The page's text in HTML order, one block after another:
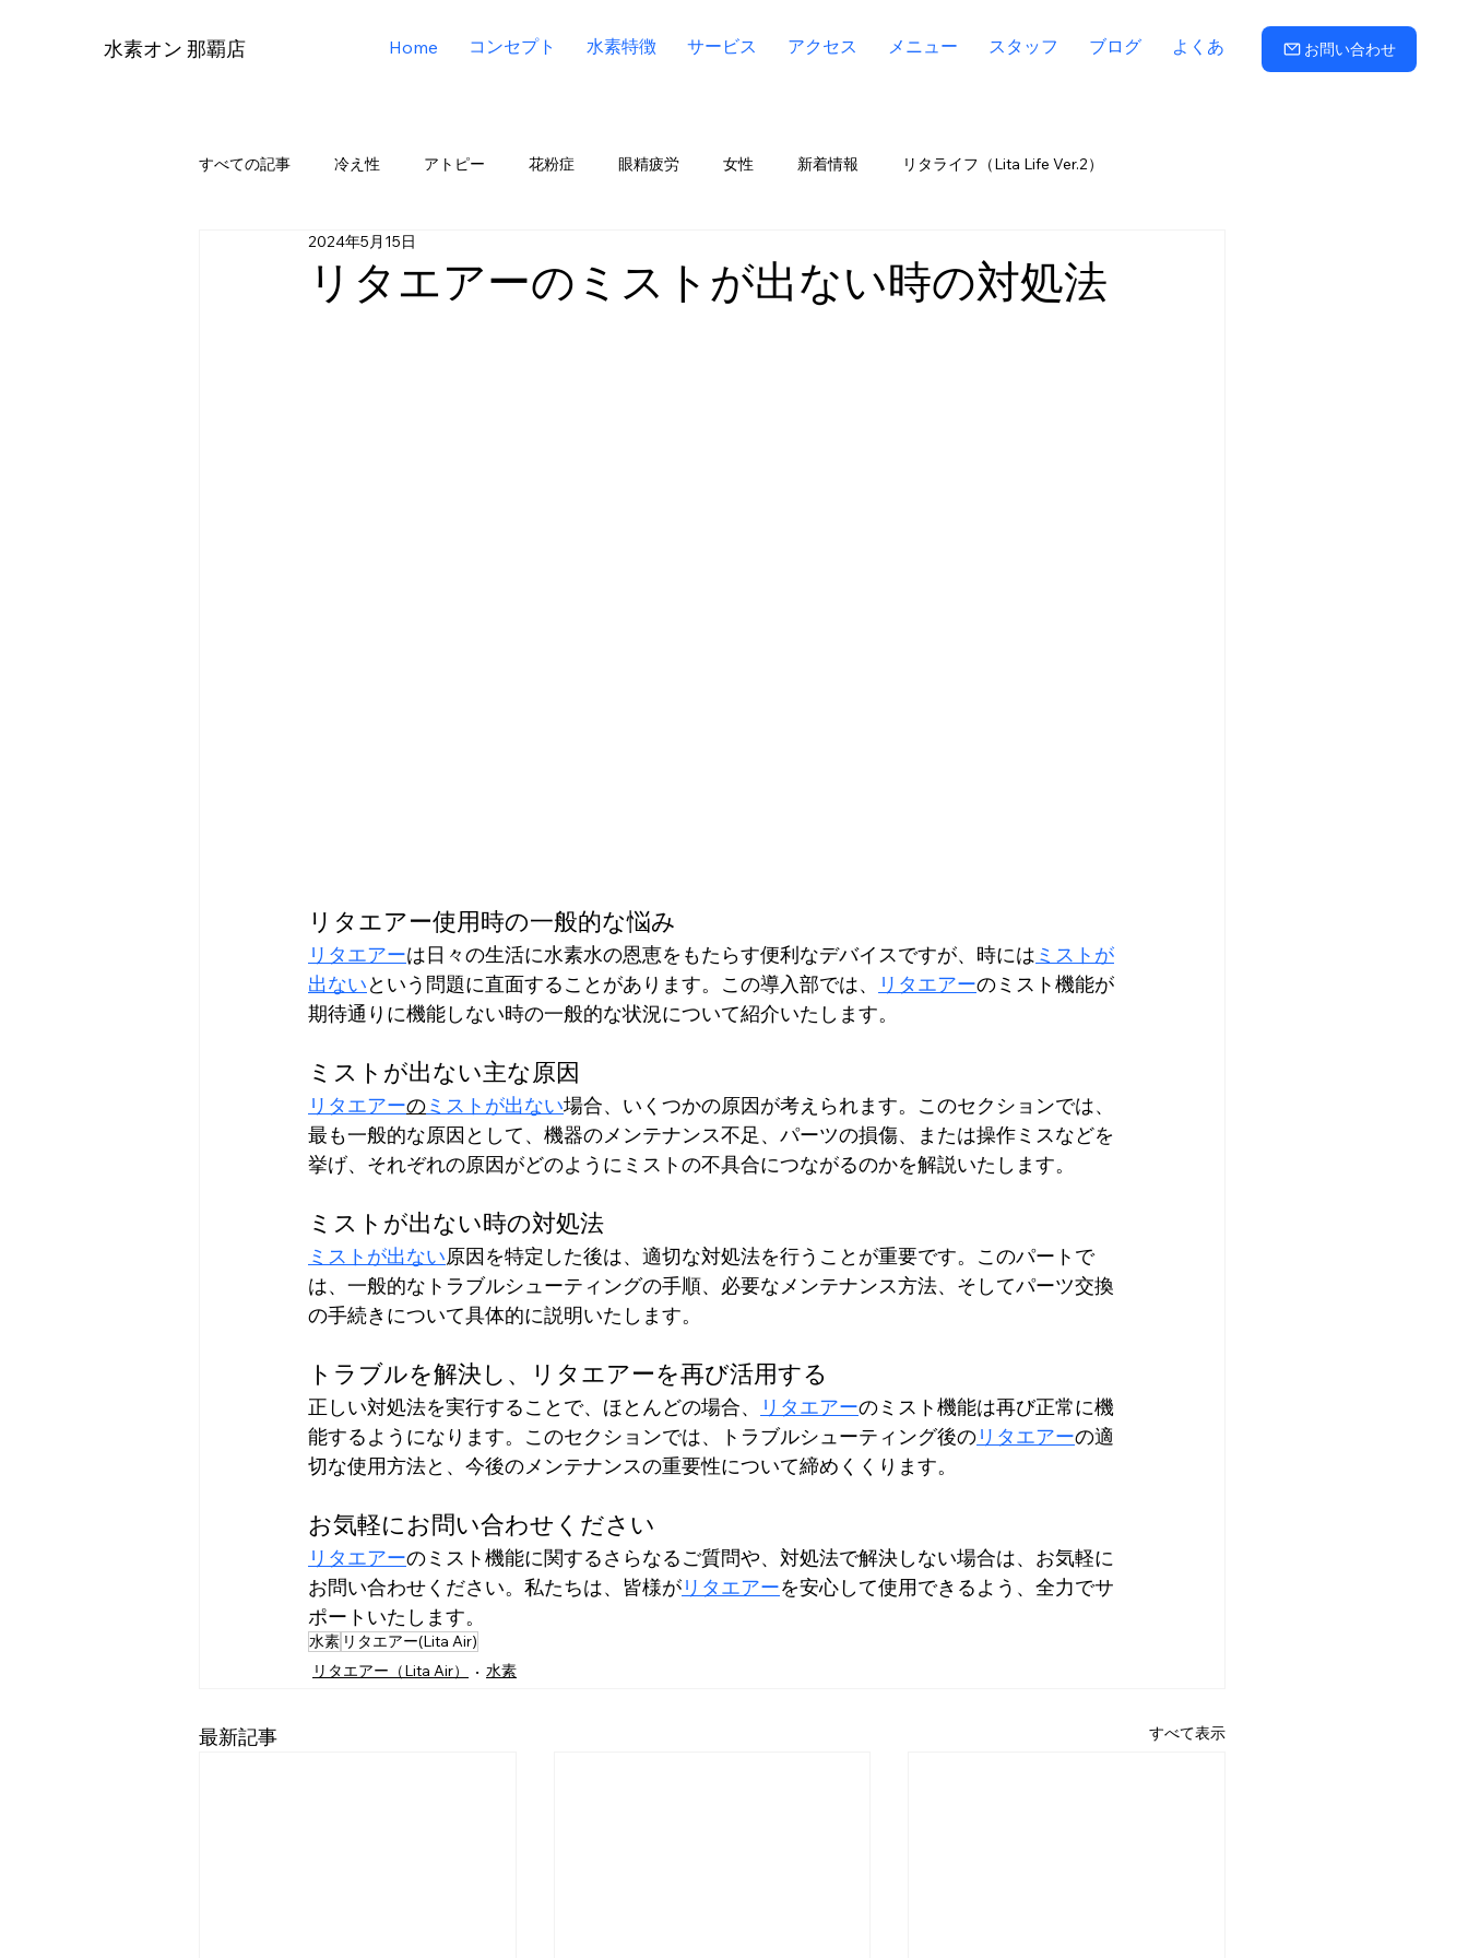
水素オン 那覇店 Home コンセプト 水素特徴 サービス アクセス メニュー スタッフ ブログ よくある質問 お問い合わせ
すべての記事 冷え性 アトピー 花粉症 眼精疲労 女性 新着情報 リタライフ（Lita Life Ver.2）
リタエアー（Lita Air）
リタエアーのミストが出ない時の対処法
2024年5月15日
リタエアー使用時の一般的な悩み
リタエアーは日々の生活に水素水の恩恵をもたらす便利なデバイスですが、時には ミストが
出ないという問題に直面することがあります。この導入部では、 リタエアーのミスト機能が
期待通りに機能しない時の一般的な状況について紹介いたします。
ミストが出ない主な原因
リタエアーのミストが出ない場合、いくつかの原因が考えられます。このセクションでは、
最も一般的な原因として、機器のメンテナンス不足、パーツの損傷、または操作ミスなどを
挙げ、それぞれの原因がどのようにミストの不具合につながるのかを解説いたします。
ミストが出ない時の対処法
ミストが出ない原因を特定した後は、適切な対処法を行うことが重要です。このパートで
は、一般的なトラブルシューティングの手順、必要なメンテナンス方法、そしてパーツ交換
の手続きについて具体的に説明いたします。
トラブルを解決し、リタエアーを再び活用する
正しい対処法を実行することで、ほとんどの場合、 リタエアーのミスト機能は再び正常に機
能するようになります。このセクションでは、トラブルシューティング後のリタエアーの適
切な使用方法と、今後のメンテナンスの重要性について締めくくります。
お気軽にお問い合わせください
リタエアーのミスト機能に関するさらなるご質問や、対処法で解決しない場合は、お気軽に
お問い合わせください。私たちは、皆様がリタエアーを安心して使用できるよう、全力でサ
ポートいたします。
水素 リタエアー(Lita Air)
リタエアー（Lita Air）
水素
最新記事 すべて表示